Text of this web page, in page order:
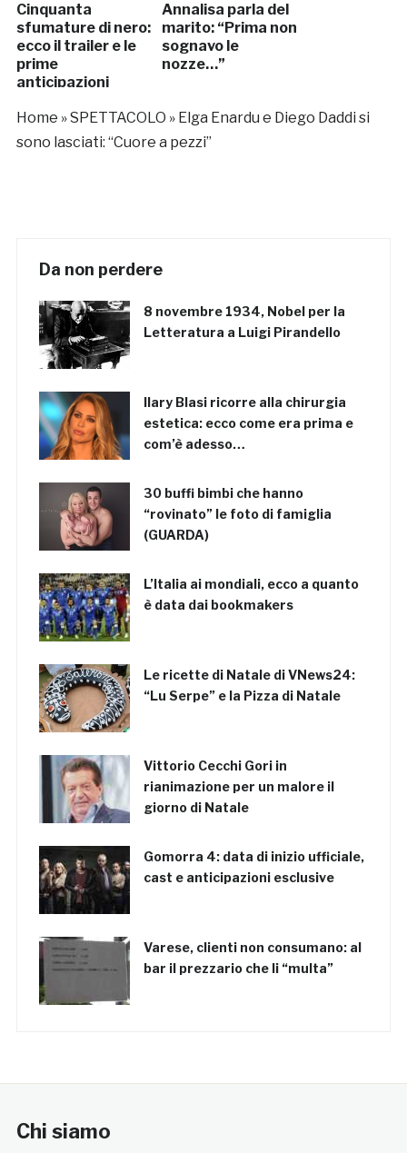
Cinquanta
sfumature di nero:
ecco il trailer e le
prime
anticipazioni
Annalisa parla del
marito: “Prima non
sognavo le
nozze…”
Home »SPETTACOLO » Elga Enardu e Diego Daddi si
sono lasciati: “Cuore a pezzi”
Da non perdere
8 novembre 1934, Nobel per la
Letteratura a Luigi Pirandello
Ilary Blasi ricorre alla chirurgia
estetica: ecco come era prima e
com’è adesso…
30 buffi bimbi che hanno
“rovinato” le foto di famiglia
(GUARDA)
L’Italia ai mondiali, ecco a quanto
è data dai bookmakers
Le ricette di Natale di VNews24:
“Lu Serpe” e la Pizza di Natale
Vittorio Cecchi Gori in
rianimazione per un malore il
giorno di Natale
Gomorra 4: data di inizio ufficiale,
cast e anticipazioni esclusive
Varese, clienti non consumano: al
bar il prezzario che li “multa”
Chi siamo